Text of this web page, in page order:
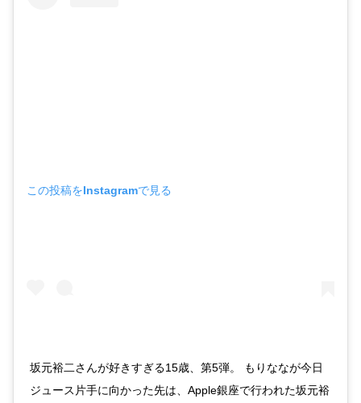
この投稿をInstagramで見る
坂元裕二さんが好きすぎる15歳、第5弾。 もりななが今日
ジュース片手に向かった先は、Apple銀座で行われた坂元裕